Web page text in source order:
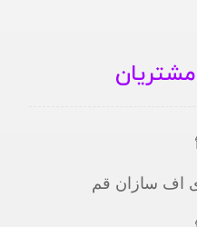
اف سازان قم